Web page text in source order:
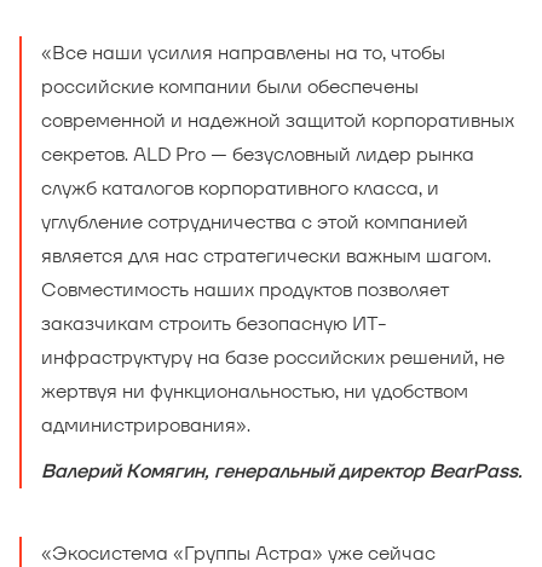
«Все наши усилия направлены на то, чтобы
российские компании были обеспечены
современной и надежной защитой корпоративных
секретов. ALD Pro — безусловный лидер рынка
служб каталогов корпоративного класса, и
углубление сотрудничества с этой компанией
является для нас стратегически важным шагом.
Совместимость наших продуктов позволяет
заказчикам строить безопасную ИТ-
инфраструктуру на базе российских решений, не
жертвуя ни функциональностью, ни удобством
администрирования».
Валерий Комягин, генеральный директор BearPass.
«Экосистема «Группы Астра» уже сейчас